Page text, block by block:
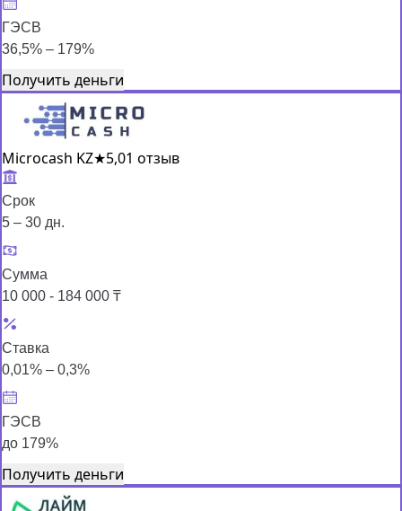
ГЭСВ
36,5% – 179%
Получить деньги
Microcash KZ★5,01 отзыв
Срок
5 – 30 дн.
Сумма
10 000 - 184 000 ₸
Ставка
0,01% – 0,3%
ГЭСВ
до 179%
Получить деньги